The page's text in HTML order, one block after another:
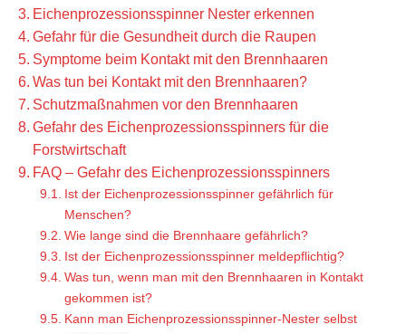
Eichenprozessionsspinner Nester erkennen
Gefahr für die Gesundheit durch die Raupen
Symptome beim Kontakt mit den Brennhaaren
Was tun bei Kontakt mit den Brennhaaren?
Schutzmaßnahmen vor den Brennhaaren
Gefahr des Eichenprozessionsspinners für die
Forstwirtschaft
FAQ – Gefahr des Eichenprozessionsspinners
Ist der Eichenprozessionsspinner gefährlich für
Menschen?
Wie lange sind die Brennhaare gefährlich?
Ist der Eichenprozessionsspinner meldepflichtig?
Was tun, wenn man mit den Brennhaaren in Kontakt
gekommen ist?
Kann man Eichenprozessionsspinner-Nester selbst